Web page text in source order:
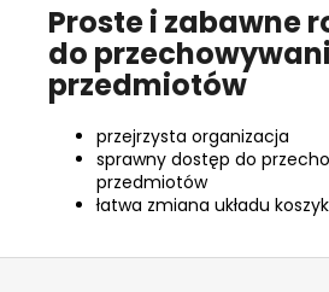
Proste i zabawne
do
przedmiotów
przejrzysta organizacja
sprawny dostęp do
przedmiotów
łatwa zmiana układu
S